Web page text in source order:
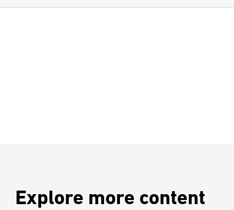
Explore more content